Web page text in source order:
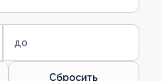
до
Сбросить